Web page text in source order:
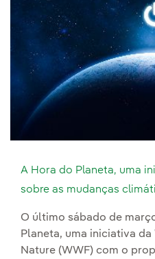
A Hora do Planeta, uma
sobre as mudanças
O último sábado de
Planeta, uma iniciativa
Nature (WWF) com o